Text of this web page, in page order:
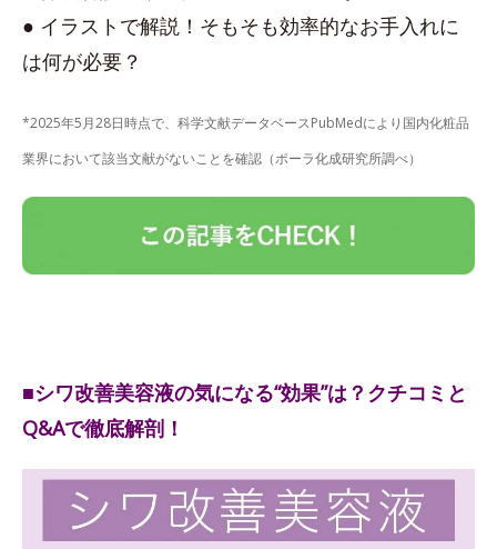
● イラストで解説！そもそも効率的なお手入れに
は何が必要？
*2025年5月28日時点で、科学文献データベースPubMedにより国内化粧品
業界において該当文献がないことを確認（ポーラ化成研究所調べ）
■シワ改善美容液の気になる“効果”は？クチコミと
Q&Aで徹底解剖！